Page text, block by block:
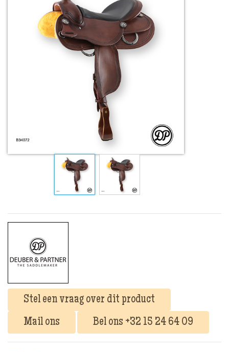
Stel een vraag over dit product
Mail ons
Bel ons +32 15 24 64 09